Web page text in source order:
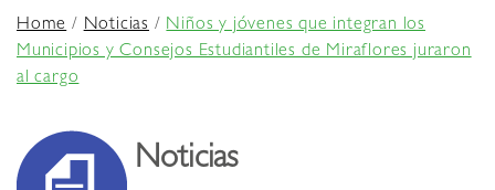
Home/Noticias /Niños y jóvenes que integran los
Municipios y Consejos Estudiantiles de Miraflores juraron
al cargo
Noticias